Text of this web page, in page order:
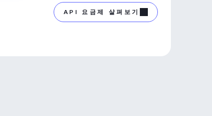
API 요금제 살펴보기